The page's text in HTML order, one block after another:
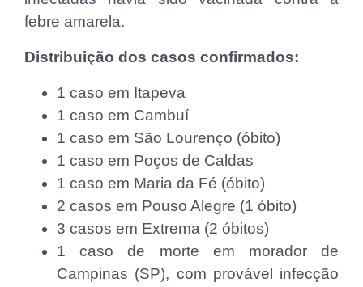
febre amarela.
Distribuição dos casos confirmados:
1 caso em Itapeva
1 caso em Cambuí
1 caso em São Lourenço (óbito)
1 caso em Poços de Caldas
1 caso em Maria da Fé (óbito)
2 casos em Pouso Alegre (1 óbito)
3 casos em Extrema (2 óbitos)
1 caso de morte em morador de
Campinas (SP), com provável infecção